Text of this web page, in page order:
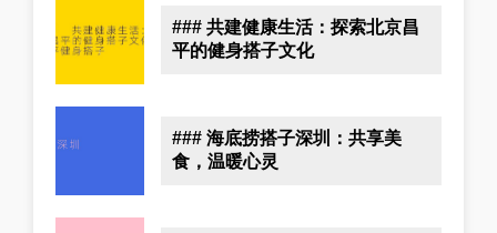
### 共建健康生活：探索北京昌
平的健身搭子文化
### 海底捞搭子深圳：共享美
食，温暖心灵